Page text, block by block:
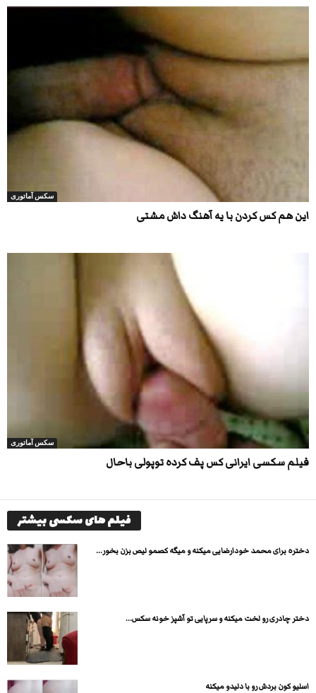
سکس آماتوری
این هم کس کردن با یه آهنگ داش مشتی
سکس آماتوری
فیلم سکسی ایرانی کس پف کرده توپولی باحال
فیلم های سکسی بیشتر
دختره برای محمد خودارضایی میکنه و میگه کصمو لیص بزن بخور...
دختر چادری رو لخت میکنه و سرپایی تو آشپز خونه سکس...
اسلیو کون بردش رو با دلیدو میکنه